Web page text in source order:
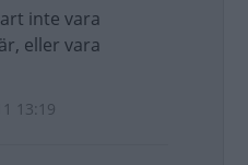
inte vara
eller vara
13:19